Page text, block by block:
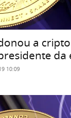
a
da
10:09